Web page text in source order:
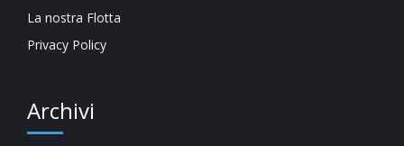
La nostra Flotta
Privacy Policy
Archivi